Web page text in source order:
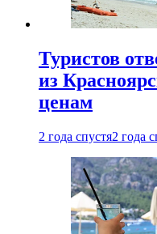
Туристов
из
ценам
2 года спустя2 года